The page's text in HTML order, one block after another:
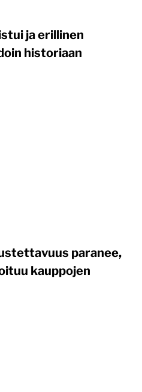
ja erillinen
historiaan
paranee,
kauppojen